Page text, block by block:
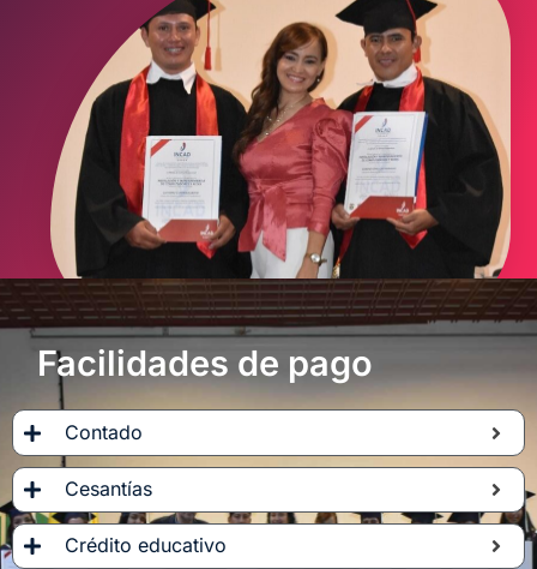
Facilidades de pago
Contado
Cesantías
Crédito educativo